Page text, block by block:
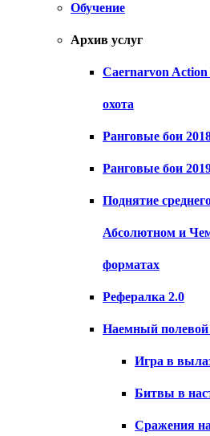
Обучение
Архив услуг
Caernarvon
охота
Ранговые бои
Ранговые бои
Поднятие
Абсолютном и
форматах
Рефералка 2.0
Наемный
Игра в
Битвы в
Сражения